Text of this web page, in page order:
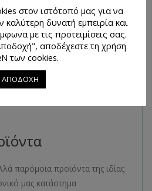
πατρόν
παρόμοια προϊόντα της ιδίας
μας κατάστημα
στον ιστότοπό μας για να
δυνατή εμπειρία και
με τις προτειμίσεις σας.
αποδέχεστε τη χρήση
των cookies.
ΑΠΟΔΟΧΗ